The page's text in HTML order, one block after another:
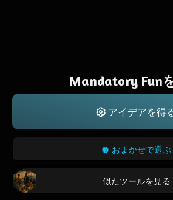
Mandatory Fun
アイデアを得
おまかせで選ぶ
似たツールを見る